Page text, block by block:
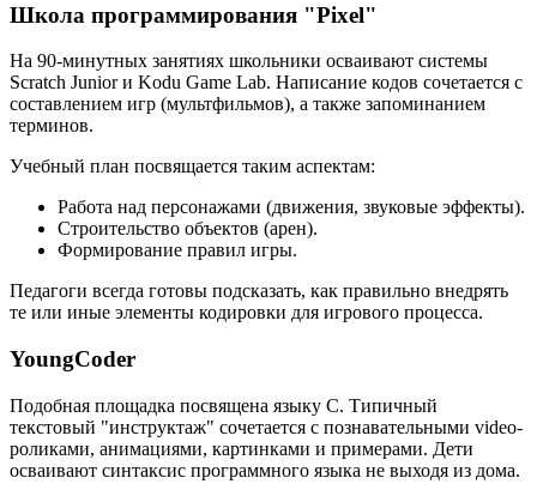
Школа программирования "Pixel"
На 90-минутных занятиях школьники осваивают системы
Scratch Junior и Kodu Game Lab. Написание кодов сочетается с
составлением игр (мультфильмов), а также запоминанием
терминов.
Учебный план посвящается таким аспектам:
Работа над персонажами (движения, звуковые эффекты).
Строительство объектов (арен).
Формирование правил игры.
Педагоги всегда готовы подсказать, как правильно внедрять
те или иные элементы кодировки для игрового процесса.
YoungCoder
Подобная площадка посвящена языку C. Типичный
текстовый "инструктаж" сочетается с познавательными video-
роликами, анимациями, картинками и примерами. Дети
осваивают синтаксис программного языка не выходя из дома.